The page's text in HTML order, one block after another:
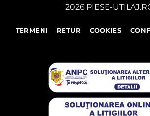
2026 PIESE-
TERMENI RETUR COOKIES